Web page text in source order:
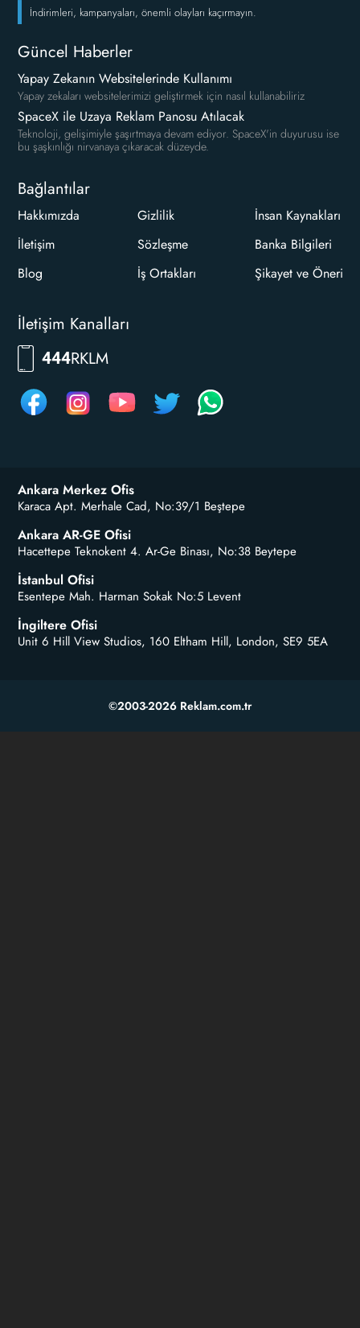
İndirimleri, kampanyaları, önemli olayları kaçırmayın.
Güncel Haberler
Yapay Zekanın Websitelerinde Kullanımı
Yapay zekaları websitelerimizi geliştirmek için nasıl kullanabiliriz
SpaceX ile Uzaya Reklam Panosu Atılacak
Teknoloji, gelişimiyle şaşırtmaya devam ediyor. SpaceX'in duyurusu ise
bu şaşkınlığı nirvanaya çıkaracak düzeyde.
Bağlantılar
Hakkımızda
İletişim
Blog
Gizlilik
Sözleşme
İş Ortakları
İnsan Kaynakları
Banka Bilgileri
Şikayet ve Öneri
İletişim Kanalları
444RKLM
Ankara Merkez Ofis
Karaca Apt. Merhale Cad, No:39/1 Beştepe
Ankara AR-GE Ofisi
Hacettepe Teknokent 4. Ar-Ge Binası, No:38 Beytepe
İstanbul Ofisi
Esentepe Mah. Harman Sokak No:5 Levent
İngiltere Ofisi
Unit 6 Hill View Studios, 160 Eltham Hill, London, SE9 5EA
©2003-2026 Reklam.com.tr